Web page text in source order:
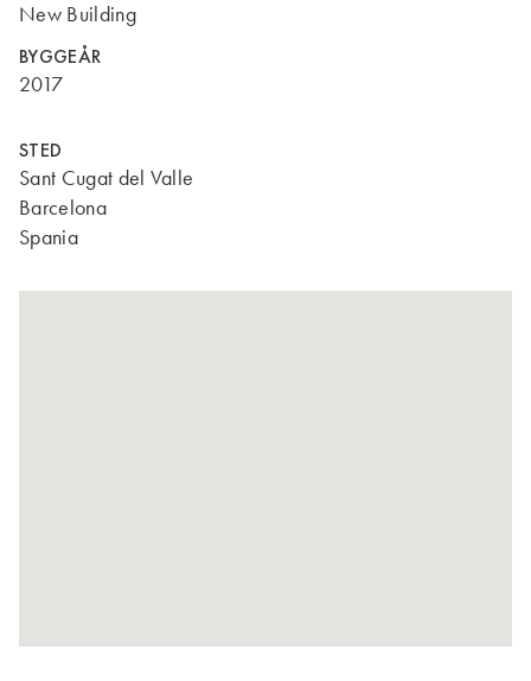
New Building
BYGGEÅR
2017
STED
Sant Cugat del Valle
Barcelona
Spania